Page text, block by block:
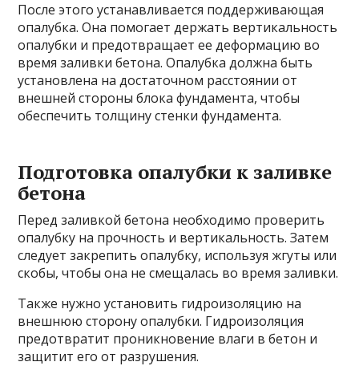
После этого устанавливается поддерживающая
опалубка. Она помогает держать вертикальность
опалубки и предотвращает ее деформацию во
время заливки бетона. Опалубка должна быть
установлена на достаточном расстоянии от
внешней стороны блока фундамента, чтобы
обеспечить толщину стенки фундамента.
Подготовка опалубки к заливке
бетона
Перед заливкой бетона необходимо проверить
опалубку на прочность и вертикальность. Затем
следует закрепить опалубку, используя жгуты или
скобы, чтобы она не смещалась во время заливки.
Также нужно установить гидроизоляцию на
внешнюю сторону опалубки. Гидроизоляция
предотвратит проникновение влаги в бетон и
защитит его от разрушения.